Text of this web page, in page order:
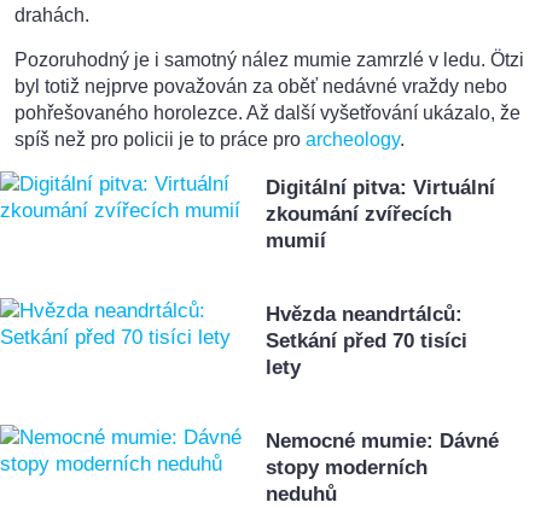
drahách.
Pozoruhodný je i samotný nález mumie zamrzlé v ledu. Ötzi
byl totiž nejprve považován za oběť nedávné vraždy nebo
pohřešovaného horolezce. Až další vyšetřování ukázalo, že
spíš než pro policii je to práce pro archeology.
Digitální pitva: Virtuální
zkoumání zvířecích
mumií
Hvězda neandrtálců:
Setkání před 70 tisíci
lety
Nemocné mumie: Dávné
stopy moderních
neduhů